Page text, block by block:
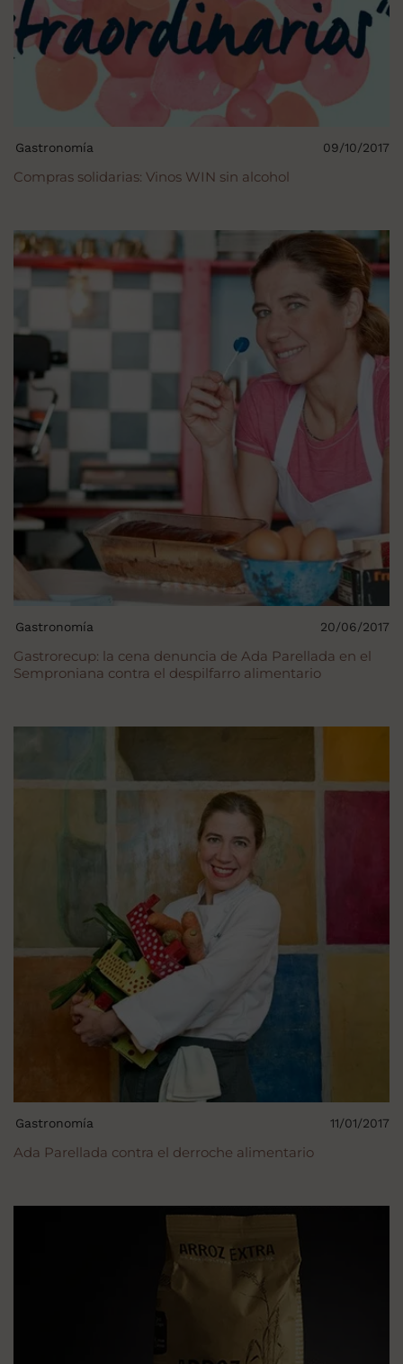
Compras solidarias: Vinos WIN sin alcohol
Gastronomía 09/10/2017
Gastrorecup: la cena denuncia de Ada Parellada en el
Semproniana contra el despilfarro alimentario
Gastronomía 20/06/2017
Ada Parellada contra el derroche alimentario
Gastronomía 11/01/2017